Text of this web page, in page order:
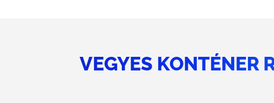
VEGYES KONTÉNER